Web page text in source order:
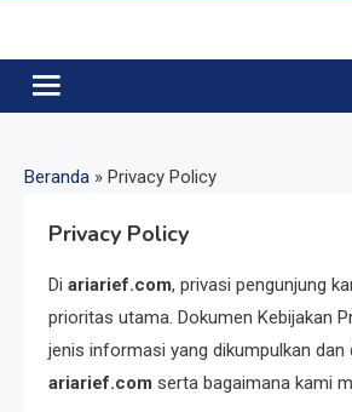
Ari
Beranda » Privacy Policy
Privacy Policy
Di ariarief.com, privasi pengunjung
prioritas utama. Dokumen Kebijakan
jenis informasi yang dikumpulkan dan
ariarief.com serta bagaimana kami